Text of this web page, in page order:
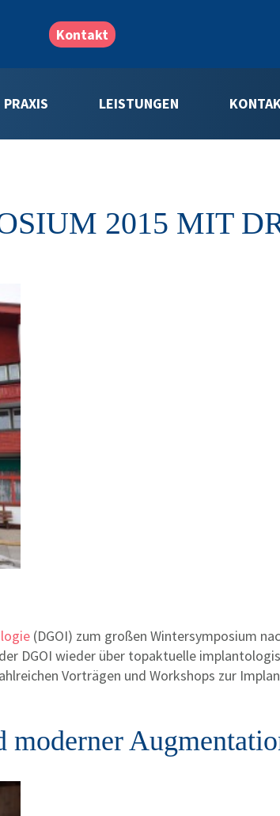
Kontakt
PRAXIS LEISTUNGEN
2015 MIT
(DGOI) zum großen Wintersymposium
DGOI wieder über topaktuelle
Vorträgen und Workshops zur
moderner